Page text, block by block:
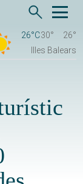
26°C30°
26°
Illes Balears